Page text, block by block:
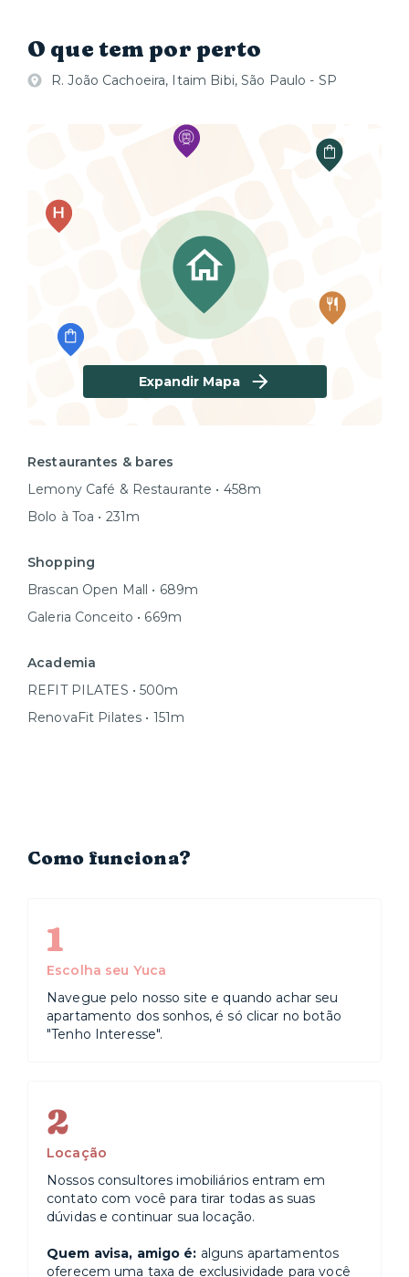
O que tem por perto
R. João Cachoeira, Itaim Bibi, São Paulo - SP
Expandir Mapa
Restaurantes & bares
Lemony Café & Restaurante • 458m
Bolo à Toa • 231m
Shopping
Brascan Open Mall • 689m
Galeria Conceito • 669m
Academia
REFIT PILATES • 500m
RenovaFit Pilates • 151m
Como funciona?
1
Escolha seu Yuca
Navegue pelo nosso site e quando achar seu
apartamento dos sonhos, é só clicar no botão
"Tenho Interesse".
2
Locação
Nossos consultores imobiliários entram em
contato com você para tirar todas as suas
dúvidas e continuar sua locação.
Quem avisa, amigo é: alguns apartamentos
oferecem uma taxa de exclusividade para você